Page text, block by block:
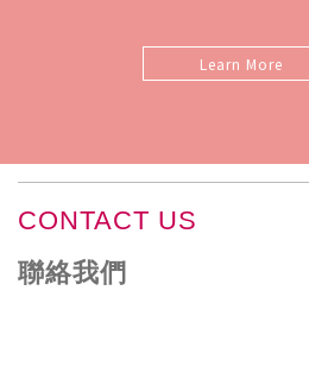
Learn More
CONTACT US
聯絡我們